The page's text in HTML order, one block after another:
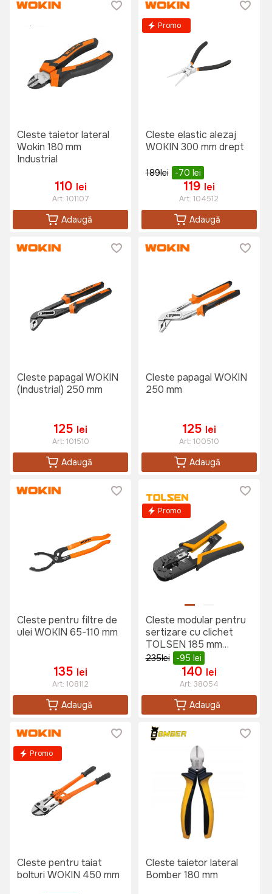
Cleste taietor lateral
Wokin 180 mm
Industrial
110 lei
Art: 101107
Adaugă
Promo
Cleste elastic alezaj
WOKIN 300 mm drept
189lei -70 lei
119 lei
Art: 104512
Adaugă
Cleste papagal WOKIN
(Industrial) 250 mm
125 lei
Art: 101510
Adaugă
Cleste papagal WOKIN
250 mm
125 lei
Art: 100510
Adaugă
Cleste pentru filtre de
ulei WOKIN 65-110 mm
135 lei
Art: 108112
Adaugă
Promo
Cleste modular pentru
sertizare cu clichet
TOLSEN 185 mm
(Industrial)
235lei -95 lei
140 lei
Art: 38054
Adaugă
Promo
Cleste pentru taiat
bolturi WOKIN 450 mm
Cleste taietor lateral
Bomber 180 mm